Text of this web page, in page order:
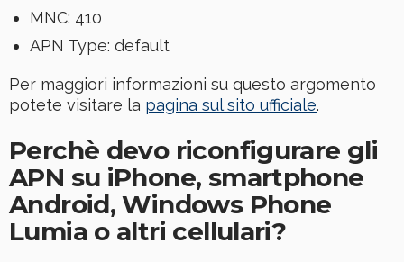
MNC: 410
APN Type: default
Per maggiori informazioni su questo argomento
potete visitare la pagina sul sito ufficiale.
Perchè devo riconfigurare gli
APN su iPhone, smartphone
Android, Windows Phone
Lumia o altri cellulari?